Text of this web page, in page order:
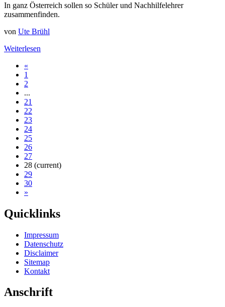
In ganz Österreich sollen so Schüler und Nachhilfelehrer
zusammenfinden.
von Ute Brühl
Weiterlesen
«
1
2
...
21
22
23
24
25
26
27
28 (current)
29
30
»
Quicklinks
Impressum
Datenschutz
Disclaimer
Sitemap
Kontakt
Anschrift